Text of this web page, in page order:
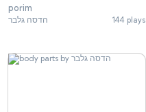
porim
הדסה גלבר 144 plays